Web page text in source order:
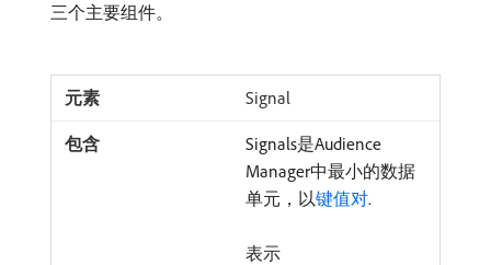
三个主要组件。
Signal
Signals是Audience
Manager中最小的数据
单元，以键值对.
表示